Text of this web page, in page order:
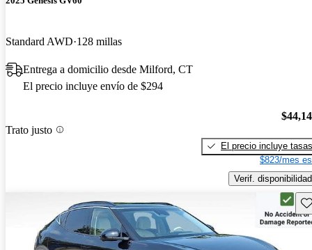
Standard AWD 128 millas
Entrega a domicilio desde Milford, CT
El precio incluye envío de $294
Trato justo
El precio incluye tasas
$823/mes
Verif. disponibilidad